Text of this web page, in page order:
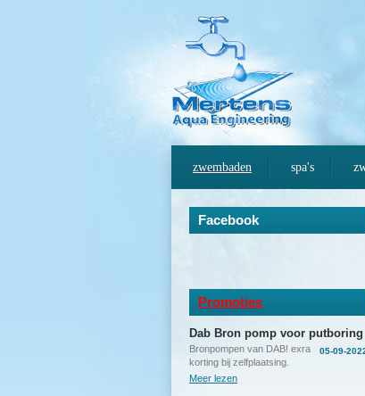
zwembaden spa's
Facebook
Promoties
Dab Bron pomp voor putboring
05-09-
Bronpompen van DAB! exra
korting bij zelfplaatsing.
Meer lezen